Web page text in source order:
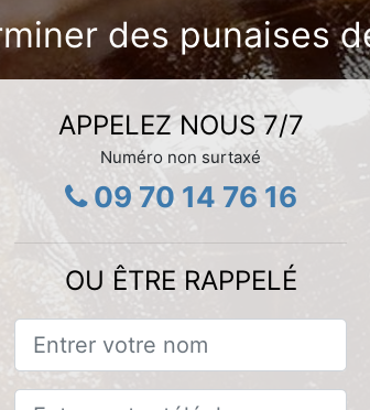
des punaises
APPELEZ NOUS 7/7
Numéro non surtaxé
09 70 14 76 16
OU ÊTRE RAPPELÉ